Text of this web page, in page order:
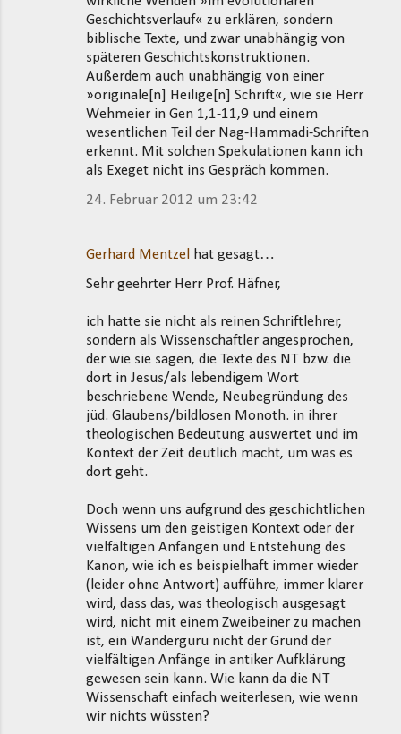
Geschichtsverlauf« zu erklären, sondern
biblische Texte, und zwar unabhängig von
späteren Geschichtskonstruktionen.
Außerdem auch unabhängig von einer
»originale[n] Heilige[n] Schrift«, wie sie Herr
Wehmeier in Gen 1,1-11,9 und einem
wesentlichen Teil der Nag-Hammadi-Schriften
erkennt. Mit solchen Spekulationen kann ich
als Exeget nicht ins Gespräch kommen.
24. Februar 2012 um 23:42
Gerhard Mentzel
hat gesagt…
Sehr geehrter Herr Prof. Häfner,
ich hatte sie nicht als reinen Schriftlehrer,
sondern als Wissenschaftler angesprochen,
der wie sie sagen, die Texte des NT bzw. die
dort in Jesus/als lebendigem Wort
beschriebene Wende, Neubegründung des
jüd. Glaubens/bildlosen Monoth. in ihrer
theologischen Bedeutung auswertet und im
Kontext der Zeit deutlich macht, um was es
dort geht.
Doch wenn uns aufgrund des geschichtlichen
Wissens um den geistigen Kontext oder der
vielfältigen Anfängen und Entstehung des
Kanon, wie ich es beispielhaft immer wieder
(leider ohne Antwort) aufführe, immer klarer
wird, dass das, was theologisch ausgesagt
wird, nicht mit einem Zweibeiner zu machen
ist, ein Wanderguru nicht der Grund der
vielfältigen Anfänge in antiker Aufklärung
gewesen sein kann. Wie kann da die NT
Wissenschaft einfach weiterlesen, wie wenn
wir nichts wüssten?